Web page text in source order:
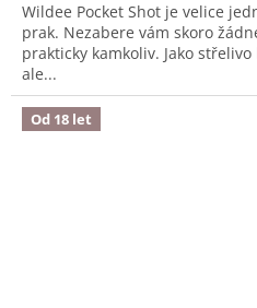
z
5
hvězdiček.
Wildee Pocket Shot je velice
prak. Nezabere vám skoro
prakticky kamkoliv. Jako
ale...
Od 18 let